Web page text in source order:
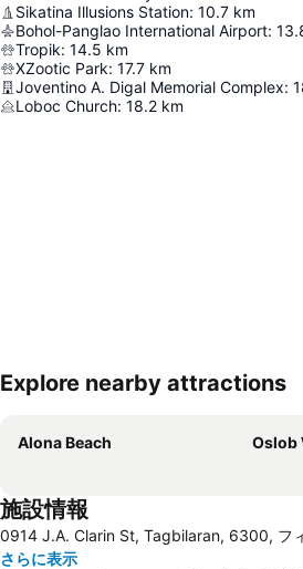
Sikatina Illusions Station: 10.7 km
Bohol-Panglao International Airport:
Tropik: 14.5 km
XZootic Park: 17.7 km
Joventino A. Digal Memorial Complex:
Loboc Church: 18.2 km
Explore nearby attractions
Alona Beach Oslob
施設情報
0914 J.A. Clarin St, Tagbilaran, 6300, フ
さらに表示